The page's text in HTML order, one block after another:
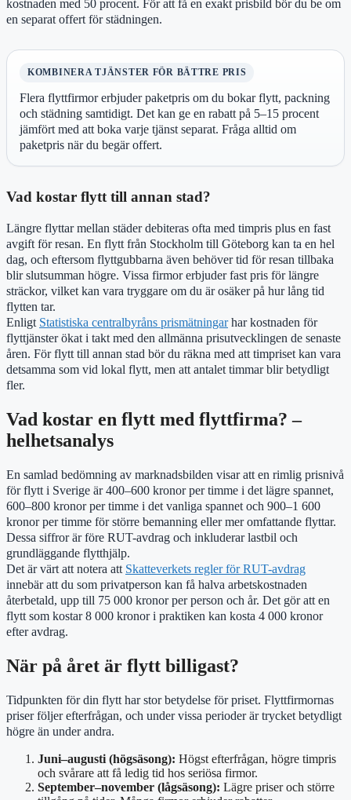
kostnaden med 50 procent. För att få en exakt prisbild bör du be om
en separat offert för städningen.
KOMBINERA TJÄNSTER FÖR BÄTTRE PRIS
Flera flyttfirmor erbjuder paketpris om du bokar flytt, packning
och städning samtidigt. Det kan ge en rabatt på 5–15 procent
jämfört med att boka varje tjänst separat. Fråga alltid om
paketpris när du begär offert.
Vad kostar flytt till annan stad?
Längre flyttar mellan städer debiteras ofta med timpris plus en fast
avgift för resan. En flytt från Stockholm till Göteborg kan ta en hel
dag, och eftersom flyttgubbarna även behöver tid för resan tillbaka
blir slutsumman högre. Vissa firmor erbjuder fast pris för längre
sträckor, vilket kan vara tryggare om du är osäker på hur lång tid
flytten tar.
Enligt Statistiska centralbyråns prismätningarhar kostnaden för
flyttjänster ökat i takt med den allmänna prisutvecklingen de senaste
åren. För flytt till annan stad bör du räkna med att timpriset kan vara
detsamma som vid lokal flytt, men att antalet timmar blir betydligt
fler.
Vad kostar en flytt med flyttfirma? –
helhetsanalys
En samlad bedömning av marknadsbilden visar att en rimlig prisnivå
för flytt i Sverige är 400–600 kronor per timme i det lägre spannet,
600–800 kronor per timme i det vanliga spannet och 900–1 600
kronor per timme för större bemanning eller mer omfattande flyttar.
Dessa siffror är före RUT-avdrag och inkluderar lastbil och
grundläggande flytthjälp.
Det är värt att notera att Skatteverkets regler för RUT-avdrag
innebär att du som privatperson kan få halva arbetskostnaden
återbetald, upp till 75 000 kronor per person och år. Det gör att en
flytt som kostar 8 000 kronor i praktiken kan kosta 4 000 kronor
efter avdrag.
När på året är flytt billigast?
Tidpunkten för din flytt har stor betydelse för priset. Flyttfirmornas
priser följer efterfrågan, och under vissa perioder är trycket betydligt
högre än under andra.
Juni–augusti (högsäsong): Högst efterfrågan, högre timpris
och svårare att få ledig tid hos seriösa firmor.
September–november (lågsäsong): Lägre priser och större